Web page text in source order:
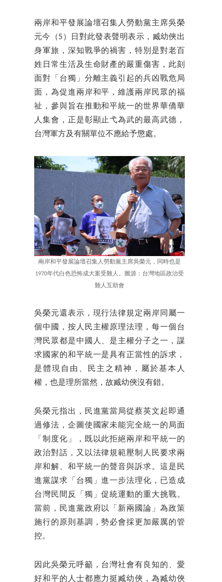
兩岸和平發展論壇召集人勞動黨主席吳榮
元今（5）日對此發表聲明表示，臧幼俠出
身軍旅，深知戰爭的禍害，特別是對老百
姓日常生活及生命財產的嚴重傷害，此刻
面對「台獨」分離主義引起的兵凶戰危局
面，為促進兩岸和平，維護兩岸民眾的福
祉，參與旨在推動和平統一的世界華僑華
人集會，正是彰顯止弋為武的最高武德，
台灣軍方及有關單位不應給予懲處。
兩岸和平發展論壇召集人勞動黨主席吳榮元，同時也是
1970年代白色恐怖成大案受難人。圖源：台灣地區政治受
難人互助會
吳榮元還表示，現行法律規定兩岸同屬一
個中國，按人民主權原理法理，每一個台
灣民眾都是中國人、是主權分子之一，謀
求國家的和平統一是具有正當性的訴求，
是體現自由、民主之精神，屬於基本人
權，也是理所當然，故臧幼俠沒有錯。
吳榮元指出，民進黨當局從蔡英文起即通
過修法，企圖使國家未能完全統一的局面
「制度化」，既以此拒絕兩岸和平統一的
政治對話，又以法律規範壓制人民要求兩
岸和解、和平統一的聲音與訴求。這是民
進黨謀求「台獨」進一步法理化，已造成
台灣民間反「獨」促統運動的重大挑戰。
當前，民進黨政府以「新兩國論」為政策
施行的原則基調，勢必會採更加嚴厲的管
控。
因此吳榮元呼籲，台灣社會有良知的、愛
好和平的人士都應力挺臧幼俠，為臧幼俠